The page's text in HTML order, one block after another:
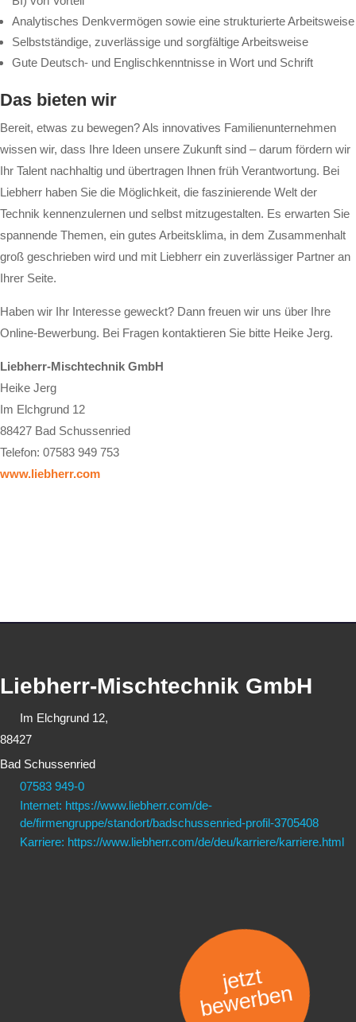
Analytisches Denkvermögen sowie eine strukturierte Arbeitsweise
Selbstständige, zuverlässige und sorgfältige Arbeitsweise
Gute Deutsch- und Englischkenntnisse in Wort und Schrift
Das bieten wir
Bereit, etwas zu bewegen? Als innovatives Familienunternehmen
wissen wir, dass Ihre Ideen unsere Zukunft sind – darum fördern wir
Ihr Talent nachhaltig und übertragen Ihnen früh Verantwortung. Bei
Liebherr haben Sie die Möglichkeit, die faszinierende Welt der
Technik kennenzulernen und selbst mitzugestalten. Es erwarten Sie
spannende Themen, ein gutes Arbeitsklima, in dem Zusammenhalt
groß geschrieben wird und mit Liebherr ein zuverlässiger Partner an
Ihrer Seite.
Haben wir Ihr Interesse geweckt? Dann freuen wir uns über Ihre
Online-Bewerbung. Bei Fragen kontaktieren Sie bitte Heike Jerg.
Liebherr-Mischtechnik GmbH
Heike Jerg
Im Elchgrund 12
88427 Bad Schussenried
Telefon: 07583 949 753
www.liebherr.com
Liebherr-Mischtechnik GmbH
Im Elchgrund 12,
88427
Bad Schussenried
07583 949-0
Internet: https://www.liebherr.com/de-
de/firmengruppe/standort/badschussenried-profil-3705408
Karriere: https://www.liebherr.com/de/deu/karriere/karriere.html
jetzt
bewerben